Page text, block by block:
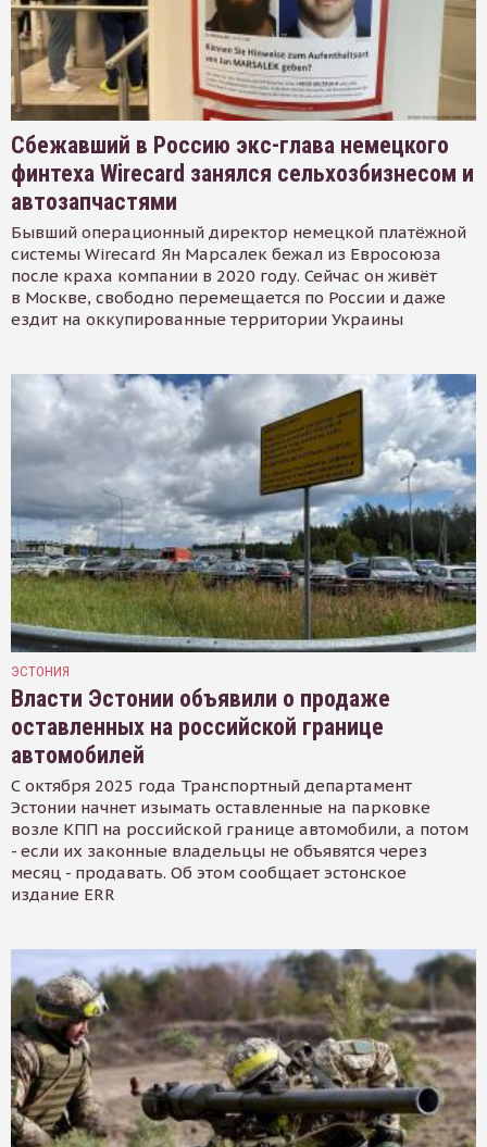
Сбежавший в Россию экс-глава немецкого
финтеха Wirecard занялся сельхозбизнесом и
автозапчастями
Бывший операционный директор немецкой платёжной
системы Wirecard Ян Марсалек бежал из Евросоюза
после краха компании в 2020 году. Сейчас он живёт
в Москве, свободно перемещается по России и даже
ездит на оккупированные территории Украины
ЭСТОНИЯ
Власти Эстонии объявили о продаже
оставленных на российской границе
автомобилей
С октября 2025 года Транспортный департамент
Эстонии начнет изымать оставленные на парковке
возле КПП на российской границе автомобили, а потом
- если их законные владельцы не объявятся через
месяц - продавать. Об этом сообщает эстонское
издание ERR